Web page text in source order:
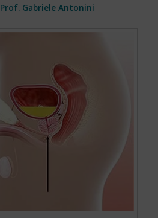
Prof. Gabriele Antonini